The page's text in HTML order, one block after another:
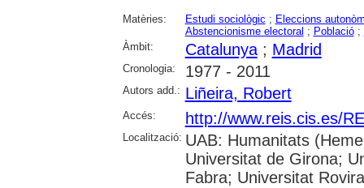
Matèries: Estudi sociològic ; Eleccions
Abstencionisme electoral ; Població;
Àmbit:
Catalunya; Madrid
Cronologia: 1977 - 2011
Autors add.: Liñeira, Robert
Accés: http://www.reis.cis.es/
Localització: UAB: Humanitats
Universitat de Girona;
Fabra; Universitat